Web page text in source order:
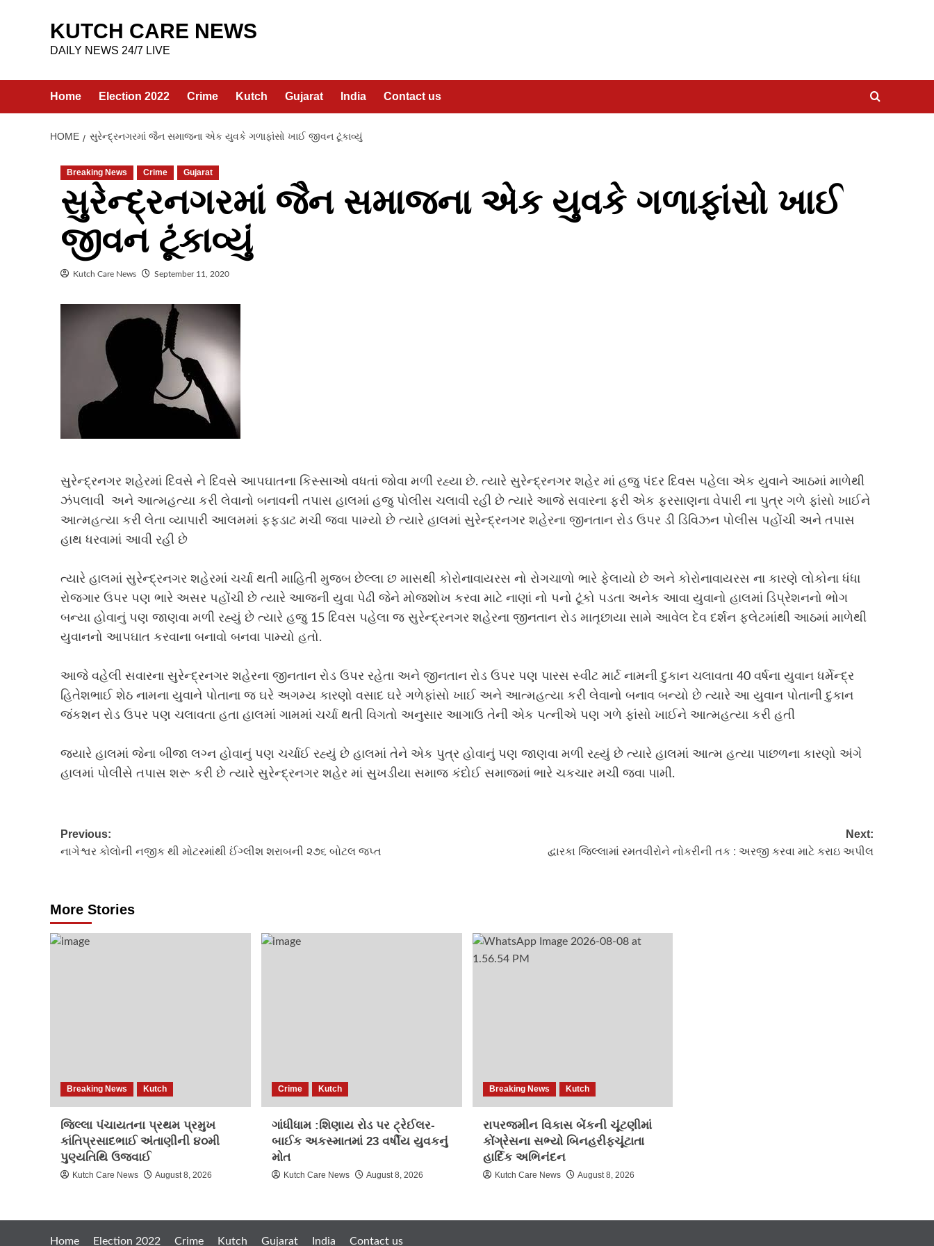
KUTCH CARE NEWS
DAILY NEWS 24/7 LIVE
Home Election 2022 Crime Kutch Gujarat India Contact us
HOME સુરેન્દ્રનગરમાં જૈન સમાજના એક યુવકે ગળાફાંસો ખાઈ જીવન ટૂંકાવ્યું
Breaking News Crime Gujarat
સુરેન્દ્રનગરમાં જૈન સમાજના એક યુવકે ગળાફાંસો ખાઈ
જીવન ટૂંકાવ્યું
Kutch Care News September 11, 2020
સુરેન્દ્રનગર શહેરમાં દિવસે ને દિવસે આપઘાતના કિસ્સાઓ વધતાં જોવા મળી રહ્યા છે. ત્યારે સુરેન્દ્રનગર શહેર માં હજુ પંદર દિવસ પહેલા એક યુવાને આઠમાં માળેથી
ઝંપલાવી અને આત્મહત્યા કરી લેવાનો બનાવની તપાસ હાલમાં હજુ પોલીસ ચલાવી રહી છે ત્યારે આજે સવારના ફરી એક ફરસાણના વેપારી ના પુત્ર ગળે ફાંસો ખાઈને
આત્મહત્યા કરી લેતા વ્યાપારી આલમમાં ફફડાટ મચી જવા પામ્યો છે ત્યારે હાલમાં સુરેન્દ્રનગર શહેરના જીનતાન રોડ ઉપર ડી ડિવિઝન પોલીસ પહોંચી અને તપાસ
હાથ ધરવામાં આવી રહી છે
ત્યારે હાલમાં સુરેન્દ્રનગર શહેરમાં ચર્ચા થતી માહિતી મુજબ છેલ્લા છ માસથી કોરોનાવાયરસ નો રોગચાળો ભારે ફેલાયો છે અને કોરોનાવાયરસ ના કારણે લોકોના ધંધા
રોજગાર ઉપર પણ ભારે અસર પહોંચી છે ત્યારે આજની યુવા પેઢી જેને મોજશોખ કરવા માટે નાણાં નો પનો ટૂંકો પડતા અનેક આવા યુવાનો હાલમાં ડિપ્રેશનનો ભોગ
બન્યા હોવાનું પણ જાણવા મળી રહ્યું છે ત્યારે હજુ 15 દિવસ પહેલા જ સુરેન્દ્રનગર શહેરના જીનતાન રોડ માતૃછાયા સામે આવેલ દેવ દર્શન ફ્લેટમાંથી આઠમાં માળેથી
યુવાનનો આપઘાત કરવાના બનાવો બનવા પામ્યો હતો.
આજે વહેલી સવારના સુરેન્દ્રનગર શહેરના જીનતાન રોડ ઉપર રહેતા અને જીનતાન રોડ ઉપર પણ પારસ સ્વીટ માર્ટ નામની દુકાન ચલાવતા 40 વર્ષના યુવાન ધર્મેન્દ્ર
હિતેશભાઈ શેઠ નામના યુવાને પોતાના જ ઘરે અગમ્ય કારણો વસાદ ઘરે ગળેફાંસો ખાઈ અને આત્મહત્યા કરી લેવાનો બનાવ બન્યો છે ત્યારે આ યુવાન પોતાની દુકાન
જંકશન રોડ ઉપર પણ ચલાવતા હતા હાલમાં ગામમાં ચર્ચા થતી વિગતો અનુસાર આગાઉ તેની એક પત્નીએ પણ ગળે ફાંસો ખાઈને આત્મહત્યા કરી હતી
જ્યારે હાલમાં જેના બીજા લગ્ન હોવાનું પણ ચર્ચાઈ રહ્યું છે હાલમાં તેને એક પુત્ર હોવાનું પણ જાણવા મળી રહ્યું છે ત્યારે હાલમાં આત્મ હત્યા પાછળના કારણો અંગે
હાલમાં પોલીસે તપાસ શરૂ કરી છે ત્યારે સુરેન્દ્રનગર શહેર માં સુખડીયા સમાજ કંદોઈ સમાજમાં ભારે ચકચાર મચી જવા પામી.
Post
navigation
Previous:
નાગેશ્વર કોલોની નજીક થી મોટરમાંથી ઈંગ્લીશ શરાબની ૨૭૬ બોટલ જપ્ત
Next:
દ્વારકા જિલ્લામાં રમતવીરોને નોકરીની તક : અરજી કરવા માટે કરાઇ અપીલ
More Stories
Breaking News Kutch
જિલ્લા પંચાયતના પ્રથમ પ્રમુખ
કાંતિપ્રસાદભાઈ અંતાણીની ૪૦મી
પુણ્યતિથિ ઉજવાઈ
Kutch Care News August 8, 2026
Crime Kutch
ગાંધીધામ :શિણાય રોડ પર ટ્રેઈલર-
બાઈક અકસ્માતમાં 23 વર્ષીય યુવકનું
મોત
Kutch Care News August 8, 2026
Breaking News Kutch
રાપરજમીન વિકાસ બેંકની ચૂંટણીમાં
કોંગ્રેસના સભ્યો બિનહરીફચૂંટાતા
હાર્દિક અભિનંદન
Kutch Care News August 8, 2026
Home Election 2022 Crime Kutch Gujarat India Contact us